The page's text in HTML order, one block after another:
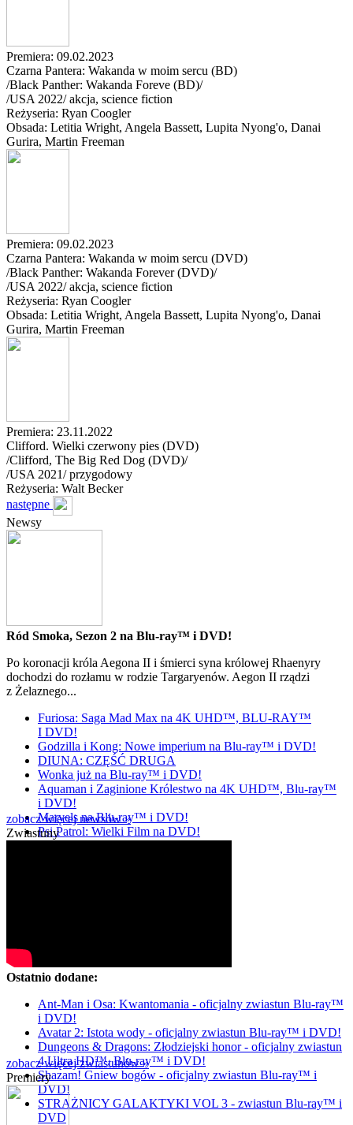
Premiera: 09.02.2023
Czarna Pantera: Wakanda w moim sercu (BD)
/Black Panther: Wakanda Foreve (BD)/
/USA 2022/akcja, science fiction
Reżyseria: Ryan Coogler
Obsada: Letitia Wright, Angela Bassett, Lupita Nyong'o, Danai
Gurira, Martin Freeman
Premiera: 09.02.2023
Czarna Pantera: Wakanda w moim sercu (DVD)
/Black Panther: Wakanda Forever (DVD)/
/USA 2022/akcja, science fiction
Reżyseria: Ryan Coogler
Obsada: Letitia Wright, Angela Bassett, Lupita Nyong'o, Danai
Gurira, Martin Freeman
Premiera: 23.11.2022
Clifford. Wielki czerwony pies (DVD)
/Clifford, The Big Red Dog (DVD)/
/USA 2021/przygodowy
Reżyseria: Walt Becker
następne
Newsy
Ród Smoka, Sezon 2 na Blu-ray™ i DVD!
Po koronacji króla Aegona II i śmierci syna królowej Rhaenyry
dochodzi do rozłamu w rodzie Targaryenów. Aegon II rządzi
z Żelaznego...
Furiosa: Saga Mad Max na 4K UHD™, BLU-RAY™
I DVD!
Godzilla i Kong: Nowe imperium na Blu-ray™ i DVD!
DIUNA: CZĘŚĆ DRUGA
Wonka już na Blu-ray™ i DVD!
Aquaman i Zaginione Królestwo na 4K UHD™, Blu-ray™
i DVD!
Marvels na Blu-ray™ i DVD!
Psi Patrol: Wielki Film na DVD!
zobacz więcej newsów »
Zwiastuny
Ostatnio dodane:
Ant-Man i Osa: Kwantomania - oficjalny zwiastun Blu-ray™
i DVD!
Avatar 2: Istota wody - oficjalny zwiastun Blu-ray™ i DVD!
Dungeons & Dragons: Złodziejski honor - oficjalny zwiastun
4 Ultra HD™, Blu-ray™ i DVD!
Shazam! Gniew bogów - oficjalny zwiastun Blu-ray™ i
DVD!
STRAŻNICY GALAKTYKI VOL 3 - zwiastun Blu-ray™ i
DVD
zobacz więcej zwiastunów »
Premiery